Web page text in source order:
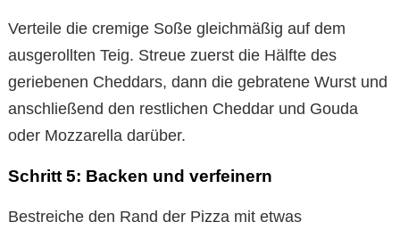
Verteile die cremige Soße gleichmäßig auf dem
ausgerollten Teig. Streue zuerst die Hälfte des
geriebenen Cheddars, dann die gebratene Wurst und
anschließend den restlichen Cheddar und Gouda
oder Mozzarella darüber.
Schritt 5: Backen und verfeinern
Bestreiche den Rand der Pizza mit etwas